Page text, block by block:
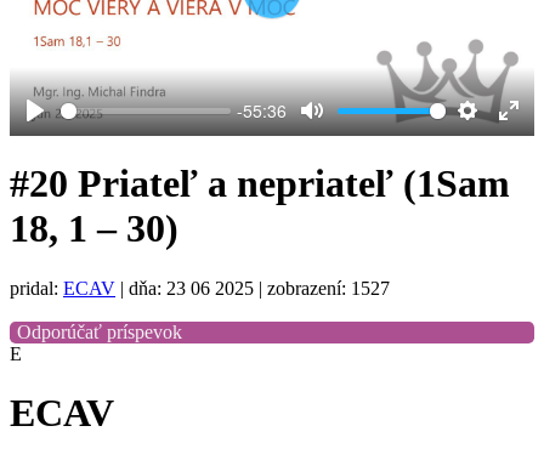
Play
-55:36
Mute Settings
Play
#20 Priateľ a nepriateľ (1Sam
18, 1 – 30)
pridal: ECAV | dňa: 23 06 2025 | zobrazení: 1527
Odporúčať príspevok
E
ECAV